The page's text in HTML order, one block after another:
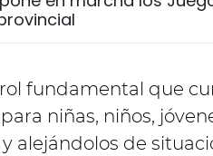
fundamental que
niñas, niños,
alejándolos de